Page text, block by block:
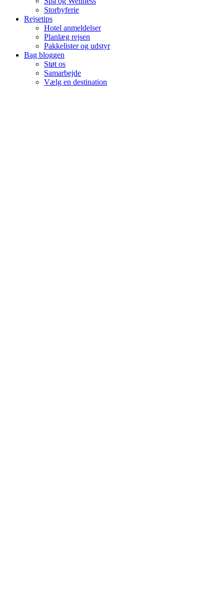
Storbyferie
Rejsetips
Hotel anmeldelser
Planlæg rejsen
Pakkelister og udstyr
Bag bloggen
Støt os
Samarbejde
Vælg en destination